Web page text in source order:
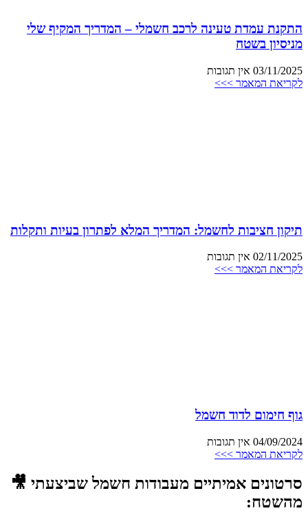
התקנת עמדת טעינה לרכב חשמלי – המדריך המקיף שלי
מניסיון בשטח
03/11/2025 אין תגובות
לקריאת המאמר >>>
תיקון חציבות לחשמל: המדריך המלא לפתרון בעיות ותקלות
02/11/2025 אין תגובות
לקריאת המאמר >>>
גוף חימום לדוד חשמל
04/09/2024 אין תגובות
לקריאת המאמר >>>
סרטונים אמיתיים מעבודות חשמל שביצעתי 🎥
מהשטח: